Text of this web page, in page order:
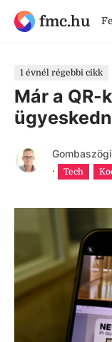
fmc.hu
1 évnél régebbi cikk
Már a QR-
·
Tech